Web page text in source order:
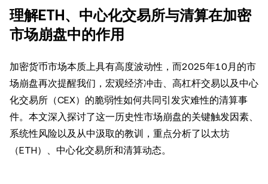
理解ETH、中心化交易所与清算在加密
市场崩盘中的作用
加密货币市场本质上具有高度波动性，而2025年10月的市
场崩盘再次提醒我们，宏观经济冲击、高杠杆交易以及中心
化交易所（CEX）的脆弱性如何共同引发灾难性的清算事
件。本文深入探讨了这一历史性市场崩盘的关键触发因素、
系统性风险以及从中汲取的教训，重点分析了以太坊
（ETH）、中心化交易所和清算动态。